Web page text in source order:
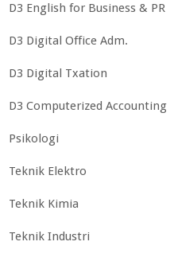
D3 English for Business & PR
D3 Digital Office Adm.
D3 Digital Txation
D3 Computerized Accounting
Psikologi
Teknik Elektro
Teknik Kimia
Teknik Industri